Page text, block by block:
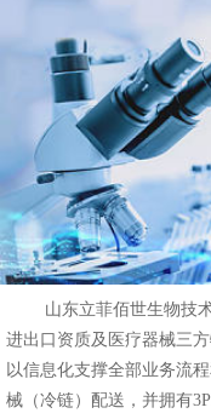
山东立菲佰世生物技术
进出口资质及医疗器械三
以信息化支撑全部业务流
械（冷链）配送，并拥有